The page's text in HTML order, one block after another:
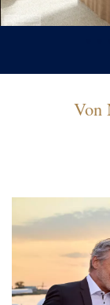
Von